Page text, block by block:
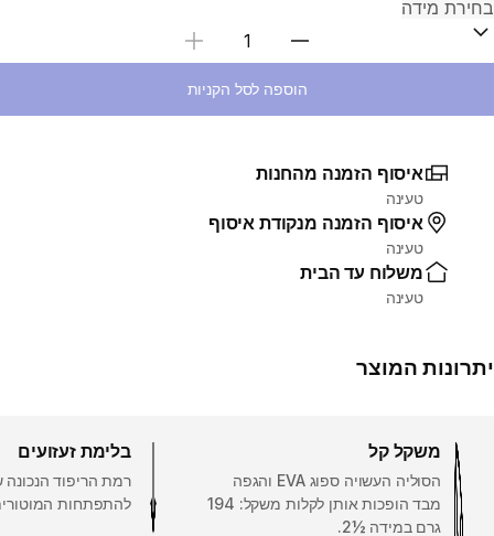
בחירת כמות
הוספה לסל הקניות
איסוף הזמנה מהחנות
טעינה
איסוף הזמנה מנקודת איסוף
טעינה
משלוח עד הבית
טעינה
יתרונות המוצר
משקל קל
הסוליה העשויה ספוג EVA והגפה
מבד הופכות אותן לקלות משקל: 194
גרם במידה ‎2½‎.
בלימת זעזועים
רמת הריפוד הנכונה
להתפתחות